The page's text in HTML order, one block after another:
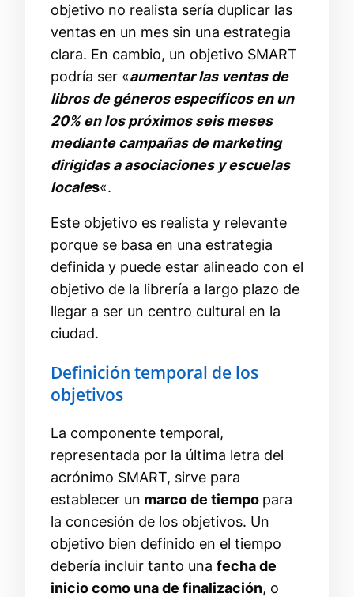
objetivo no realista sería duplicar las
ventas en un mes sin una estrategia
clara. En cambio, un objetivo SMART
podría ser «aumentar las ventas de
libros de géneros específicos en un
20% en los próximos seis meses
mediante campañas de marketing
dirigidas a asociaciones y escuelas
locales«.
Este objetivo es realista y relevante
porque se basa en una estrategia
definida y puede estar alineado con el
objetivo de la librería a largo plazo de
llegar a ser un centro cultural en la
ciudad.
Definición temporal de los
objetivos
La componente temporal,
representada por la última letra del
acrónimo SMART, sirve para
establecer un marco de tiempo para
la concesión de los objetivos. Un
objetivo bien definido en el tiempo
debería incluir tanto una fecha de
inicio como una de finalización, o